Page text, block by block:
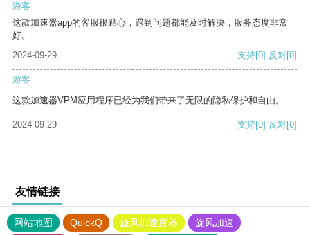
游客
这款加速器app的客服很贴心，遇到问题都能及时解决，服务态度非常
好。
2024-09-29
支持[0] 反对[0]
游客
这款加速器VPM应用程序已经为我们带来了无限的隐私保护和自由。
2024-09-29 支持[0] 反对[0]
友情链接
网站地图 QuickQ 旋风加速度器
旋风加速